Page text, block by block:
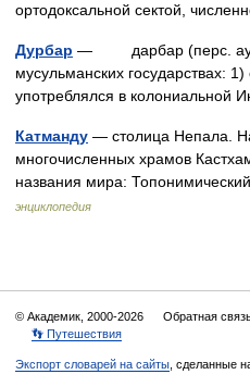
ортодоксальной сектой,
Дурбар — дарбар (перс.
мусульманских государствах:
употреблялся в
Катманду — столица Непала.
многочисленных храмов
названия мира:
энциклопедия
© Академик, 2000-2026 Обратная
👣 Путешествия
Экспорт словарей на сайты , сделанные